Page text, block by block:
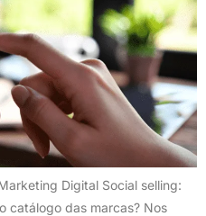
Digital Social selling:
catálogo das marcas? Nos